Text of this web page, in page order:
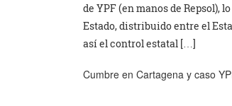
de YPF (en manos de Repsol),
Estado, distribuido entre el
así el control estatal […]
Cumbre en Cartagena y caso